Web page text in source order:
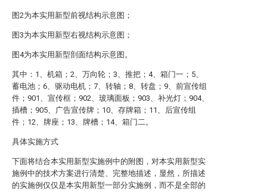
图2为本实用新型前视结构示意图；
图3为本实用新型右视结构示意图；
图4为本实用新型剖面结构示意图。
其中：1、机箱；2、万向轮；3、推把；4、箱门一；5、
蓄电池；6、驱动电机；7、转轴；8、转盘；9、前宣传组
件；901、宣传框；902、玻璃面板；903、补光灯；904、
插槽；905、广告宣传牌；10、存牌箱；11、后宣传组
件；12、牌座；13、牌槽；14、箱门二。
具体实施方式
下面将结合本实用新型实施例中的附图，对本实用新型实
施例中的技术方案进行清楚、完整地描述，显然，所描述
的实施例仅仅是本实用新型一部分实施例，而不是全部的